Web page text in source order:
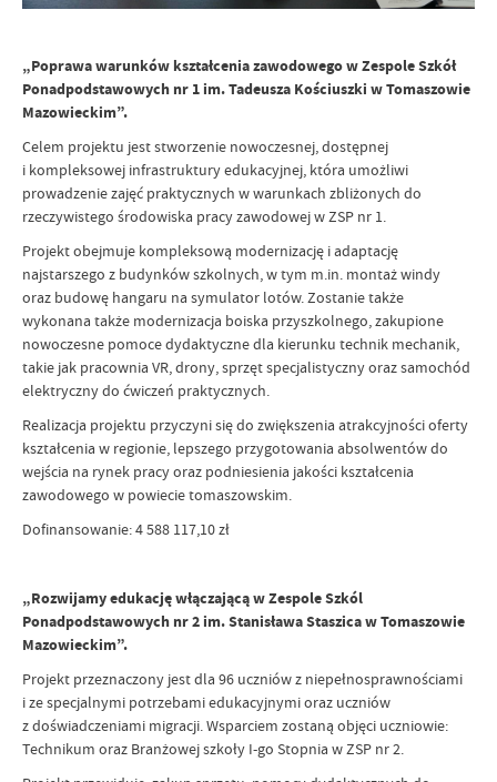
„Poprawa warunków kształcenia zawodowego w Zespole Szkół
Ponadpodstawowych nr 1 im. Tadeusza Kościuszki w Tomaszowie
Mazowieckim”.
Celem projektu jest stworzenie nowoczesnej, dostępnej
i kompleksowej infrastruktury edukacyjnej, która umożliwi
prowadzenie zajęć praktycznych w warunkach zbliżonych do
rzeczywistego środowiska pracy zawodowej w ZSP nr 1.
Projekt obejmuje kompleksową modernizację i adaptację
najstarszego z budynków szkolnych, w tym m.in. montaż windy
oraz budowę hangaru na symulator lotów. Zostanie także
wykonana także modernizacja boiska przyszkolnego, zakupione
nowoczesne pomoce dydaktyczne dla kierunku technik mechanik,
takie jak pracownia VR, drony, sprzęt specjalistyczny oraz samochód
elektryczny do ćwiczeń praktycznych.
Realizacja projektu przyczyni się do zwiększenia atrakcyjności oferty
kształcenia w regionie, lepszego przygotowania absolwentów do
wejścia na rynek pracy oraz podniesienia jakości kształcenia
zawodowego w powiecie tomaszowskim.
Dofinansowanie: 4 588 117,10 zł
„Rozwijamy edukację włączającą w Zespole Szkól
Ponadpodstawowych nr 2 im. Stanisława Staszica w Tomaszowie
Mazowieckim”.
Projekt przeznaczony jest dla 96 uczniów z niepełnosprawnościami
i ze specjalnymi potrzebami edukacyjnymi oraz uczniów
z doświadczeniami migracji. Wsparciem zostaną objęci uczniowie:
Technikum oraz Branżowej szkoły I-go Stopnia w ZSP nr 2.